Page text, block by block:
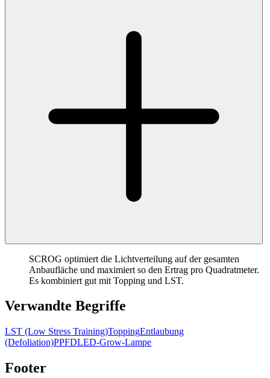
SCROG optimiert die Lichtverteilung auf der gesamten
Anbaufläche und maximiert so den Ertrag pro Quadratmeter.
Es kombiniert gut mit Topping und LST.
Verwandte Begriffe
LST (Low Stress Training)ToppingEntlaubung
(Defoliation)PPFDLED-Grow-Lampe
Footer